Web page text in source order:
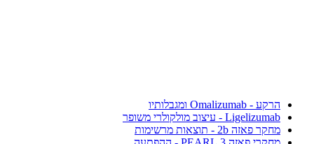
הרקע - Omalizumab ומגבלותיו
Ligelizumab - עיצוב מולקולרי משופר
מחקר פאזה 2b - תוצאות מרשימות